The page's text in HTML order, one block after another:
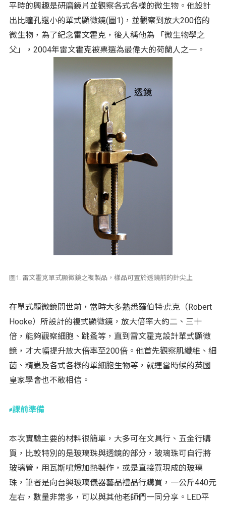
平時的興趣是研磨鏡片並觀察各式各樣的微生物。他設計
出比瞳孔還小的單式顯微鏡(圖1)，並觀察到放大200倍的
微生物，為了紀念雷文霍克，後人稱他為 「微生物學之
父」，2004年雷文霍克被票選為最偉大的荷蘭人之一。
圖1. 雷文霍克單式顯微鏡之複製品，樣品可置於透鏡前的針尖上
在單式顯微鏡問世前，當時大多熟悉羅伯特·虎克（Robert
Hooke）所設計的複式顯微鏡，放大倍率大約二、三十
倍，能夠觀察細胞、跳蚤等，直到雷文霍克設計單式顯微
鏡，才大幅提升放大倍率至200倍。他首先觀察肌纖維、細
菌、精蟲及各式各樣的單細胞生物等，就連當時候的英國
皇家學會也不敢相信。
課前準備
本次實驗主要的材料很簡單，大多可在文具行、五金行購
買，比較特別的是玻璃珠與透鏡的部分，玻璃珠可自行將
玻璃管，用瓦斯噴燈加熱製作，或是直接買現成的玻璃
珠，筆者是向台興玻璃儀器藝品禮品行購買，一公斤440元
左右，數量非常多，可以與其他老師們一同分享。LED平